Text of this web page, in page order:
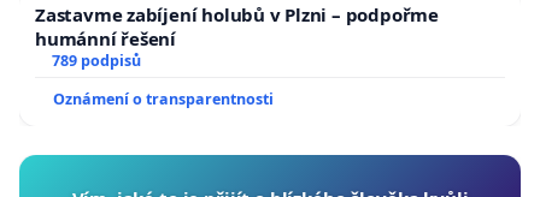
Zastavme zabíjení holubů v Plzni – podpořme
humánní řešení
789 podpisů
Oznámení o transparentnosti